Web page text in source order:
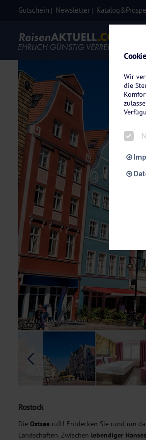
Gutschein Newsletter
© ArTo - stock.adobe.com
Rostock
Die Ostsee ruft! Entdecken Sie rund um
Landschaften. Zwischen lebendiger
Wir
die
Um
dieser